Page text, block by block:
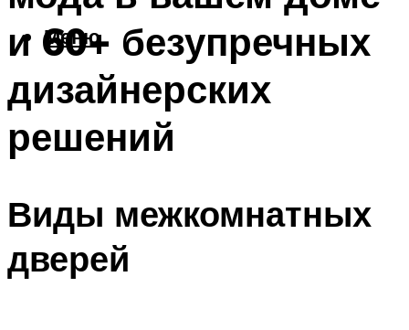
Меню
и 60+ безупречных
дизайнерских
решений
Виды межкомнатных
дверей